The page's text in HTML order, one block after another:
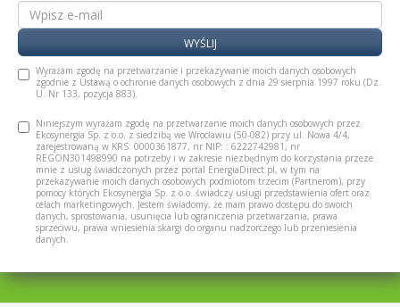
WYŚLIJ
Wyrażam zgodę na przetwarzanie i przekazywanie moich danych osobowych
zgodnie z Ustawą o ochronie danych osobowych z dnia 29 sierpnia 1997 roku (Dz.
U. Nr 133, pozycja 883).
Niniejszym wyrażam zgodę na przetwarzanie moich danych osobowych przez
Ekosynergia Sp. z o.o. z siedzibą we Wrocławiu (50-082) przy ul. Nowa 4/4,
zarejestrowaną w KRS: 0000361877, nr NIP: : 6222742981, nr
REGON301498990 na potrzeby i w zakresie niezbędnym do korzystania przeze
mnie z usług świadczonych przez portal EnergiaDirect.pl, w tym na
przekazywanie moich danych osobowych podmiotom trzecim (Partnerom), przy
pomocy których Ekosynergia Sp. z o.o. świadczy usługi przedstawienia ofert oraz
celach marketingowych. Jestem świadomy, że mam prawo dostępu do swoich
danych, sprostowania, usunięcia lub ograniczenia przetwarzania, prawa
sprzeciwu, prawa wniesienia skargi do organu nadzorczego lub przeniesienia
danych.